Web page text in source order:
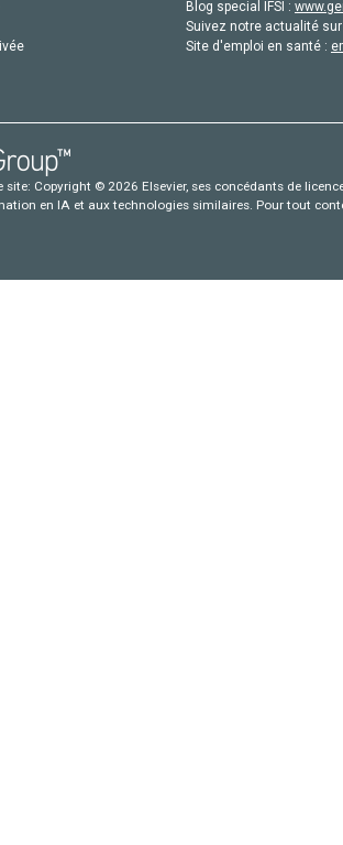
Blog special IFSI :
Suivez notre actualité
Site d'emploi en santé :
site: Copyright © 2026 Elsevier, ses concédants de
en IA et aux technologies similaires. Pour tout